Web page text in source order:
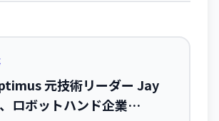
元技術リーダー Jay
ロボットハンド企業